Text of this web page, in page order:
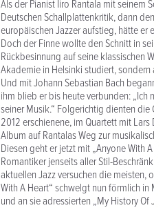
Als der Pianist Iiro Rantala mit seinem
Deutschen Schallplattenkritik, dann
europäischen Jazzer aufstieg, hätte er
Doch der Finne wollte den Schnitt in
Rückbesinnung auf seine klassischen
Akademie in Helsinki studiert,
Und mit Johann Sebastian Bach
ihm blieb er bis heute verbunden: „Ich
seiner Musik.“ Folgerichtig dienten die
2012 erschienene, im Quartett mit
Album auf Rantalas Weg zur
Diesen geht er jetzt mit „Anyone With
Romantiker jenseits aller Stil-
aktuellen Jazz versuchen die meisten,
With A Heart“ schwelgt nun förmlich
und an sie adressierten „My History